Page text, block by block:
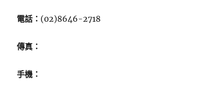
電話： (02)8646-2718
傳真：
手機：